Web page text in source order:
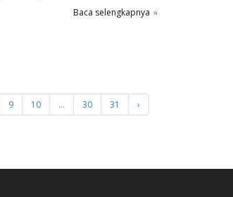
Baca selengkapnya
9 10 ... 30 31 ›